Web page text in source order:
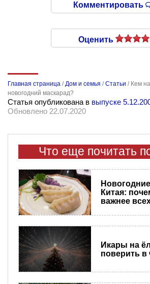
Комментировать
Оценить
Главная страница /Дом и семья /Статьи / Кем
новогодний маскарад?
Статья опубликована в выпуске
Обновлено 22.07.2020
Что еще почитать
Китая:
важнее
Икары на
поверить в